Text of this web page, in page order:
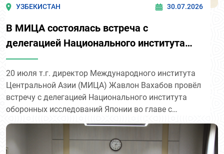
УЗБЕКИСТАН 30.07.2026
В МИЦА состоялась встреча с
делегацией Национального института
оборонных исследований Японии
20 июля т.г. директор Международного института
Центральной Азии (МИЦА) Жавлон Вахабов провёл
встречу с делегацией Национального института
оборонных исследований Японии во главе с
директором Департамента региональных